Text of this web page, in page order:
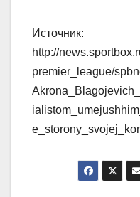
Источник:
http://
premier_league/